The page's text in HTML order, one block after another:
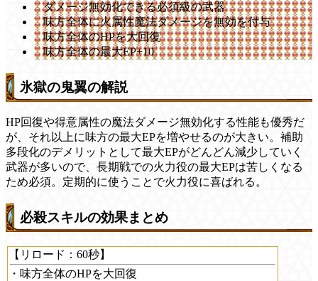
ダメージ無効化できる必須級の武器
味方全体に火属性魔法ダメージを無効を付与
味方全体のHPを大回復
味方全体の最大EP+10
氷獄の鬼翼の解説
HP回復や得意属性の魔法ダメージ無効化する性能も優秀だ
が、それ以上に味方の最大EPを増やせるのが大きい。補助
多段化のデメリットとして最大EPがどんどん減少していく
武器が多いので、長期戦での火力役の最大EPは苦しくなる
ため必須。定期的に使うことで火力役に喜ばれる。
必殺スキルの効果まとめ
【リロード：60秒】
・味方全体のHPを大回復